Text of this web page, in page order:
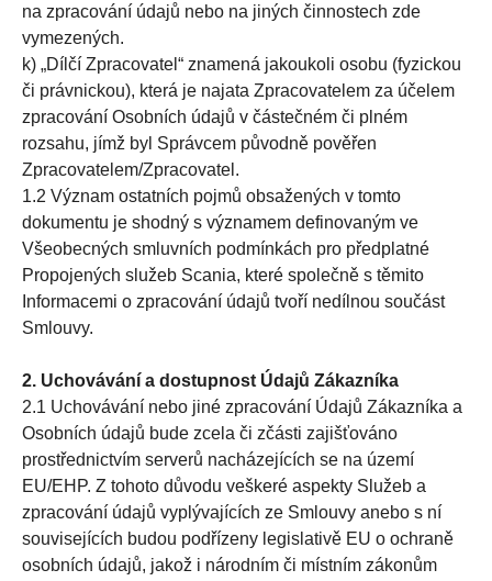
na zpracování údajů nebo na jiných činnostech zde
vymezených.
k) „Dílčí Zpracovatel“ znamená jakoukoli osobu (fyzickou
či právnickou), která je najata Zpracovatelem za účelem
zpracování Osobních údajů v částečném či plném
rozsahu, jímž byl Správcem původně pověřen
Zpracovatelem/Zpracovatel.
1.2 Význam ostatních pojmů obsažených v tomto
dokumentu je shodný s významem definovaným ve
Všeobecných smluvních podmínkách pro předplatné
Propojených služeb Scania, které společně s těmito
Informacemi o zpracování údajů tvoří nedílnou součást
Smlouvy.
2. Uchovávání a dostupnost Údajů Zákazníka
2.1 Uchovávání nebo jiné zpracování Údajů Zákazníka a
Osobních údajů bude zcela či zčásti zajišťováno
prostřednictvím serverů nacházejících se na území
EU/EHP. Z tohoto důvodu veškeré aspekty Služeb a
zpracování údajů vyplývajících ze Smlouvy anebo s ní
souvisejících budou podřízeny legislativě EU o ochraně
osobních údajů, jakož i národním či místním zákonům